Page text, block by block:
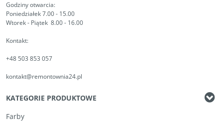
Godziny otwarcia:
Poniedziałek 7.00 - 15.00
Wtorek - Piątek 8.00 - 16.00
Kontakt:
+48 503 853 057
kontakt@remontownia24.pl
KATEGORIE PRODUKTOWE
Farby